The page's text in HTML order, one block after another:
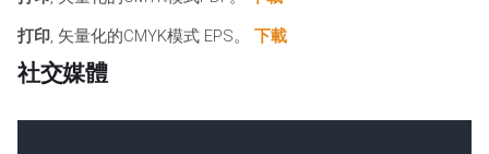
打印, 矢量化的CMYK模式 EPS。 下載
社交媒體